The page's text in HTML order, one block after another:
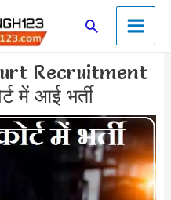
SearchMain
Menu
Recruitment
में आई भर्ती